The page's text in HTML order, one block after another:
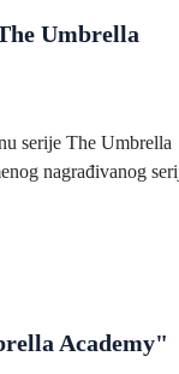
Umbrella
serije The Umbrella
nagrađivanog
Academy"